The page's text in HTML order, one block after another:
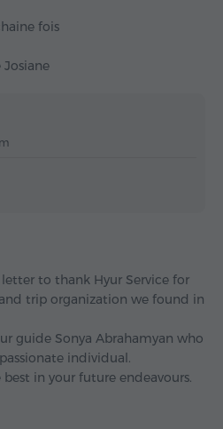
fois
Josiane
to thank Hyur Service for
trip organization we found in
guide Sonya Abrahamyan who
individual.
in your future endeavours.